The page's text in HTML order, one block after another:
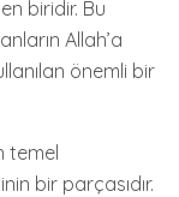
biridir. Bu
Allah’a
önemli bir
temel
bir parçasıdır.